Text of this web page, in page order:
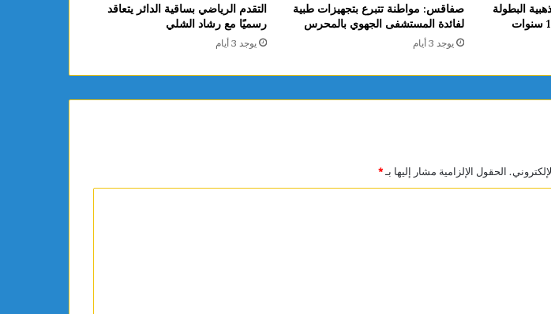
البطولة
صفاقس: مواطنة تتبرع بتجهيزات طبية
لفائدة المستشفى الجهوي بالمحرس
يوجد 3 أيام
التقدم الرياضي بساقية الدائر يتعاقد
رسميًا مع رشاد الشلي
يوجد 3 أيام
الحقول الإلزامية مشار إليها بـ*